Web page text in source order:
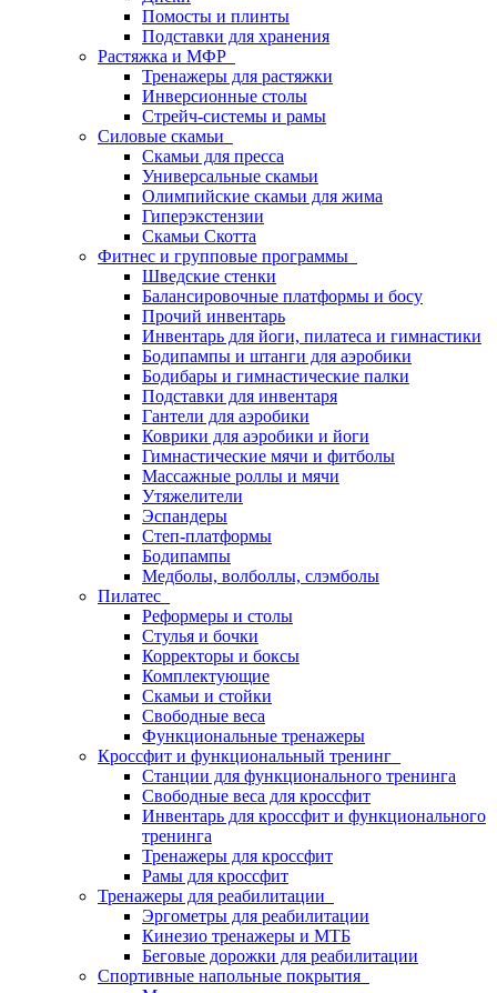
Помосты и плинты
Подставки для хранения
Растяжка и МФР
Тренажеры для растяжки
Инверсионные столы
Стрейч-системы и рамы
Силовые скамьи
Скамьи для пресса
Универсальные скамьи
Олимпийские скамьи для жима
Гиперэкстензии
Скамьи Скотта
Фитнес и групповые программы
Шведские стенки
Балансировочные платформы и босу
Прочий инвентарь
Инвентарь для йоги, пилатеса и гимнастики
Бодипампы и штанги для аэробики
Бодибары и гимнастические палки
Подставки для инвентаря
Гантели для аэробики
Коврики для аэробики и йоги
Гимнастические мячи и фитболы
Массажные роллы и мячи
Утяжелители
Эспандеры
Степ-платформы
Бодипампы
Медболы, волболлы, слэмболы
Пилатес
Реформеры и столы
Стулья и бочки
Корректоры и боксы
Комплектующие
Скамьи и стойки
Свободные веса
Функциональные тренажеры
Кроссфит и функциональный тренинг
Станции для функционального тренинга
Свободные веса для кроссфит
Инвентарь для кроссфит и функционального
тренинга
Тренажеры для кроссфит
Рамы для кроссфит
Тренажеры для реабилитации
Эргометры для реабилитации
Кинезио тренажеры и МТБ
Беговые дорожки для реабилитации
Спортивные напольные покрытия